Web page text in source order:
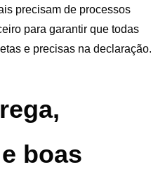
precisam de processos
para garantir que todas
e precisas na declaração.
boas